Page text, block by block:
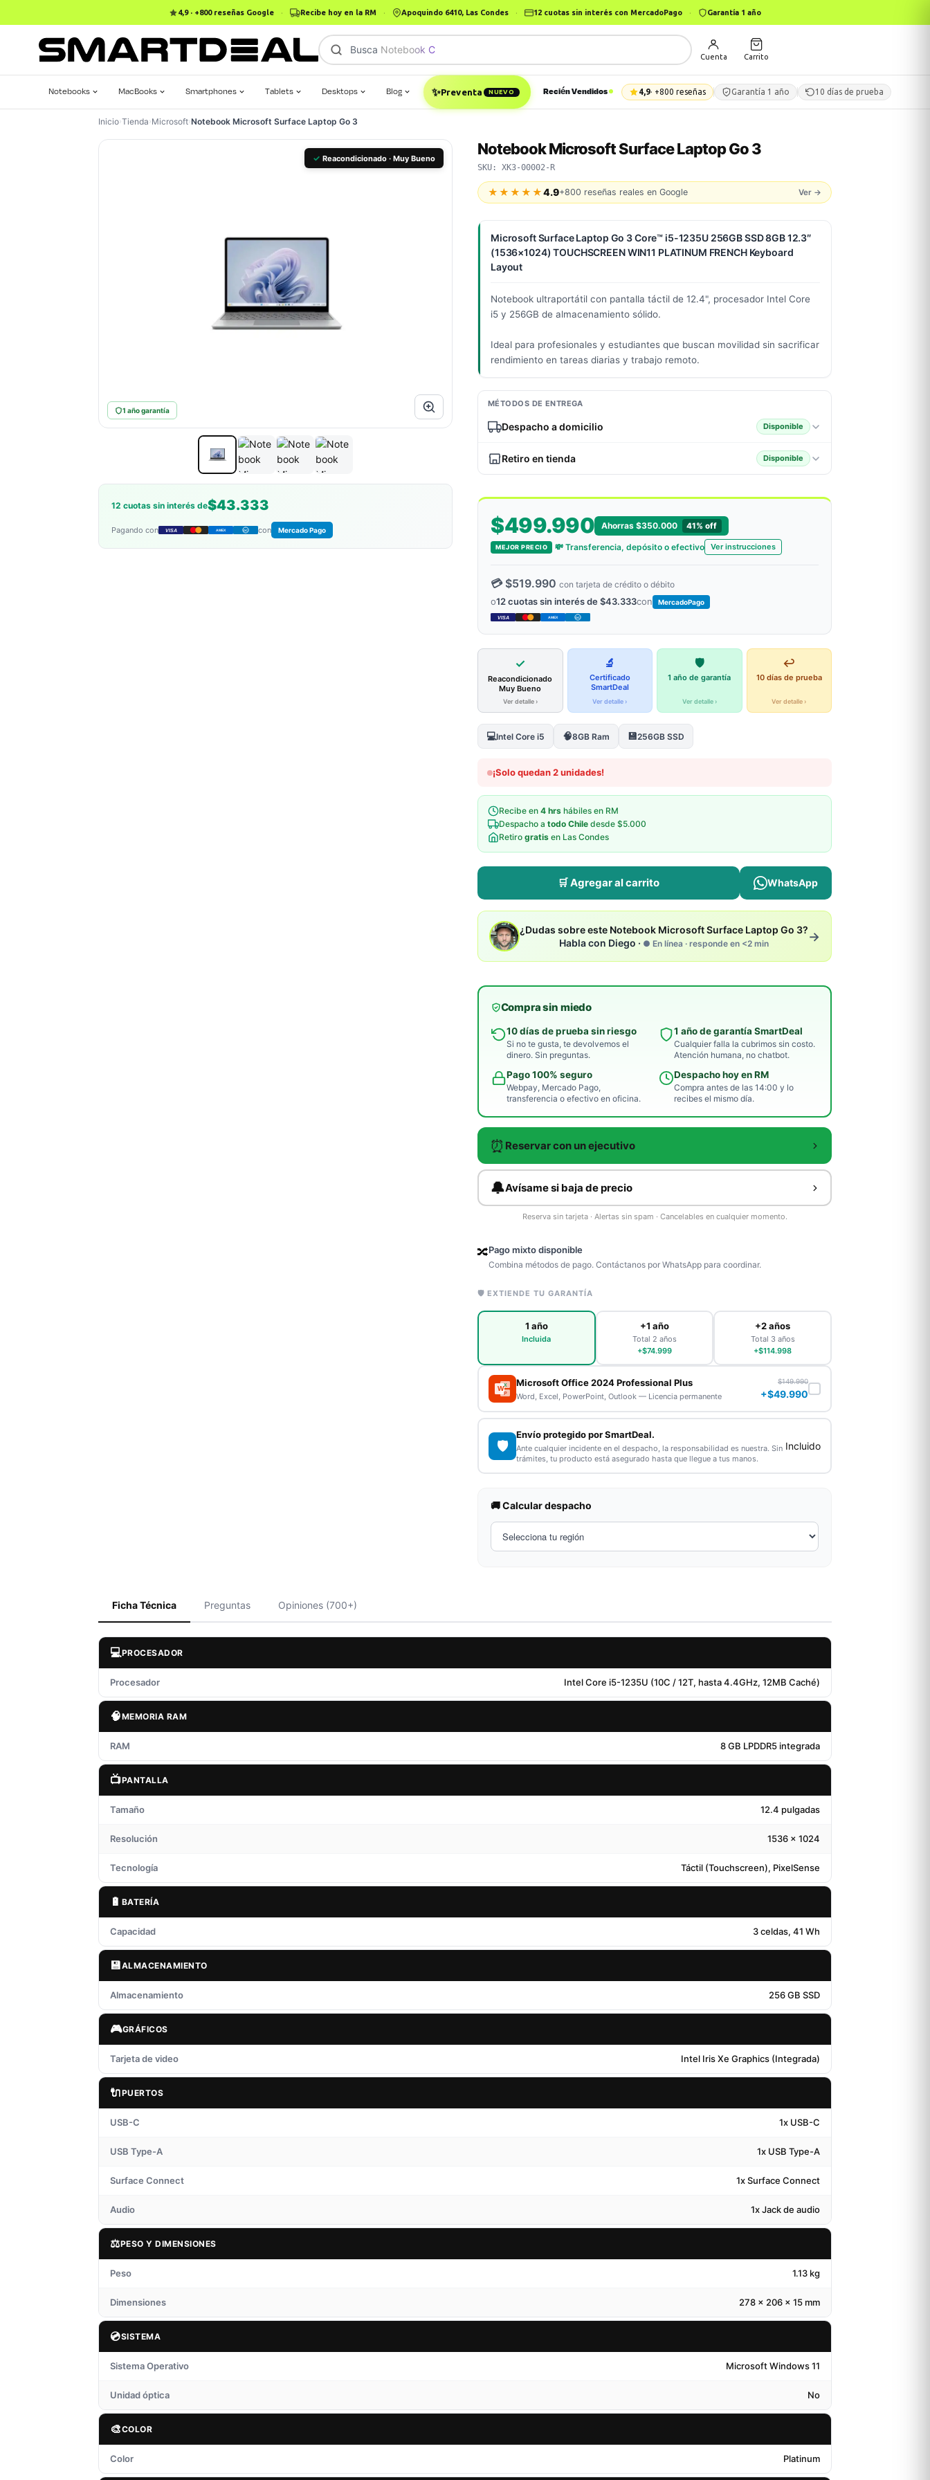
4,9 · +800 reseñas Google · Recibe hoy en la RM · Apoquindo 6410, Las Condes · 12 cuotas sin interés con MercadoPago · Garantía 1 año
Busca Notebook Corporativ
Cuenta Carrito
Notebooks MacBooks Smartphones Tablets Desktops Blog ✨Preventa NUEVO Recién Vendidos 4,9· +800 reseñas Garantía 1 año 10 días de prueba
Inicio›Tienda›Microsoft›Notebook Microsoft Surface Laptop Go 3
✓ Reacondicionado · Muy Bueno
1 año garantía
12 cuotas sin interés de$43.333
Pagando con VISA AMEX DC con Mercado Pago
Notebook Microsoft Surface Laptop Go 3
SKU: XK3-00002-R
★★★★★4.9+800 reseñas reales en Google Ver →
Microsoft Surface Laptop Go 3 Core™ i5-1235U 256GB SSD 8GB 12.3″
(1536×1024) TOUCHSCREEN WIN11 PLATINUM FRENCH Keyboard
Layout
Notebook ultraportátil con pantalla táctil de 12.4", procesador Intel Core
i5 y 256GB de almacenamiento sólido.
Ideal para profesionales y estudiantes que buscan movilidad sin sacrificar
rendimiento en tareas diarias y trabajo remoto.
MÉTODOS DE ENTREGA
Despacho a domicilio Disponible
Retiro en tienda Disponible
$499.990 Ahorras $350.000 41% off
MEJOR PRECIO 💸 Transferencia, depósito o efectivo Ver instrucciones
💳 $519.990 con tarjeta de crédito o débito
o12 cuotas sin interés de $43.333con MercadoPago
VISA AMEX DC
✓
Reacondicionado
Muy Bueno
Ver detalle ›
🔬
Certificado
SmartDeal
Ver detalle ›
🛡️
1 año de garantía
Ver detalle ›
↩️
10 días de prueba
Ver detalle ›
💻Intel Core i5 🧠8GB Ram 💾256GB SSD
¡Solo quedan 2 unidades!
Recibe en 4 hrs hábiles en RM
Despacho a todo Chile desde $5.000
Retiro gratis en Las Condes
🛒 Agregar al carrito WhatsApp
¿Dudas sobre este Notebook Microsoft Surface Laptop Go 3?
Habla con Diego · ● En línea · responde en <2 min →
Compra sin miedo
10 días de prueba sin riesgo
Si no te gusta, te devolvemos el
dinero. Sin preguntas.
1 año de garantía SmartDeal
Cualquier falla la cubrimos sin costo.
Atención humana, no chatbot.
Pago 100% seguro
Webpay, Mercado Pago,
transferencia o efectivo en oficina.
Despacho hoy en RM
Compra antes de las 14:00 y lo
recibes el mismo día.
⏰ Reservar con un ejecutivo
🔔Avísame si baja de precio
Reserva sin tarjeta · Alertas sin spam · Cancelables en cualquier momento.
🔀Pago mixto disponible
Combina métodos de pago. Contáctanos por WhatsApp para coordinar.
🛡️ EXTIENDE TU GARANTÍA
1 año
Incluida
+1 año
Total 2 años
+$74.999
+2 años
Total 3 años
+$114.998
WX
P
Microsoft Office 2024 Professional Plus
Word, Excel, PowerPoint, Outlook — Licencia permanente
$149.990
+$49.990
🛡️
Envío protegido por SmartDeal.
Ante cualquier incidente en el despacho, la responsabilidad es nuestra. Sin
trámites, tu producto está asegurado hasta que llegue a tus manos.
Incluido
🚚 Calcular despacho
Ficha Técnica Preguntas Opiniones (700+)
💻PROCESADOR
Procesador Intel Core i5-1235U (10C / 12T, hasta 4.4GHz, 12MB Caché)
🧠MEMORIA RAM
RAM 8 GB LPDDR5 integrada
📺PANTALLA
Tamaño 12.4 pulgadas
Resolución 1536 x 1024
Tecnología Táctil (Touchscreen), PixelSense
🔋 BATERÍA
Capacidad 3 celdas, 41 Wh
💾ALMACENAMIENTO
Almacenamiento 256 GB SSD
🎮GRÁFICOS
Tarjeta de video Intel Iris Xe Graphics (Integrada)
🔌PUERTOS
USB-C 1x USB-C
USB Type-A 1x USB Type-A
Surface Connect 1x Surface Connect
Audio 1x Jack de audio
⚖️PESO Y DIMENSIONES
Peso 1.13 kg
Dimensiones 278 x 206 x 15 mm
💿SISTEMA
Sistema Operativo Microsoft Windows 11
Unidad óptica No
🎨COLOR
Color Platinum